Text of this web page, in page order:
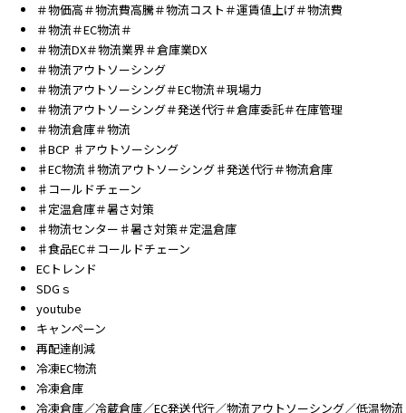
＃物価高＃物流費高騰＃物流コスト＃運賃値上げ＃物流費
＃物流＃EC物流＃
＃物流DX＃物流業界＃倉庫業DX
＃物流アウトソーシング
＃物流アウトソーシング＃EC物流＃現場力
＃物流アウトソーシング＃発送代行＃倉庫委託＃在庫管理
＃物流倉庫＃物流
♯BCP ♯アウトソーシング
♯EC物流♯物流アウトソーシング♯発送代行＃物流倉庫
♯コールドチェーン
♯定温倉庫＃暑さ対策
♯物流センター♯暑さ対策＃定温倉庫
♯食品EC＃コールドチェーン
ECトレンド
SDGｓ
youtube
キャンペーン
再配達削減
冷凍EC物流
冷凍倉庫
冷凍倉庫／冷蔵倉庫／EC発送代行／物流アウトソーシング／低温物流